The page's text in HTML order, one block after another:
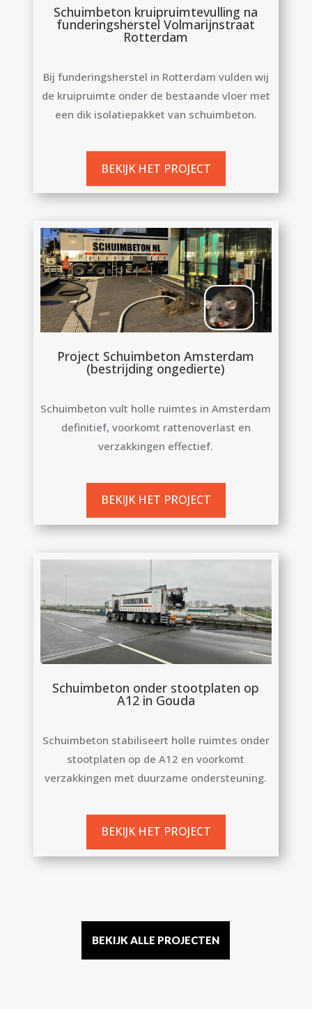
Schuimbeton kruipruimtevulling na
funderingsherstel Volmarijnstraat
Rotterdam
Bij funderingsherstel in Rotterdam vulden wij
de kruipruimte onder de bestaande vloer met
een dik isolatiepakket van schuimbeton.
BEKIJK HET PROJECT
Project Schuimbeton Amsterdam
(bestrijding ongedierte)
Schuimbeton vult holle ruimtes in Amsterdam
definitief, voorkomt rattenoverlast en
verzakkingen effectief.
BEKIJK HET PROJECT
Schuimbeton onder stootplaten op
A12 in Gouda
Schuimbeton stabiliseert holle ruimtes onder
stootplaten op de A12 en voorkomt
verzakkingen met duurzame ondersteuning.
BEKIJK HET PROJECT
BEKIJK ALLE PROJECTEN